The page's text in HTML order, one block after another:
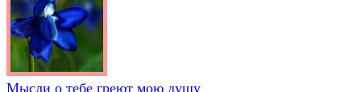
Мысли о тебе греют мою душу